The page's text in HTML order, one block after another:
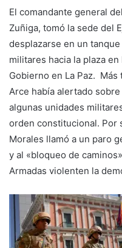
El comandante general
Zuñiga, tomó la sede del
desplazarse en un
militares hacia la plaza
Gobierno en La Paz.
Arce había alertado
algunas unidades
orden constitucional. Por
Morales llamó a un paro
y al «bloqueo de
Armadas violenten la